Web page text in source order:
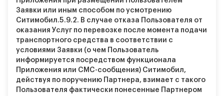
Заявки или иным способом по усмотрению
Ситимобил.5.9.2. В случае отказа Пользователя от
оказания Услуг по перевозке после момента подачи
транспортного средства в соответствии с
условиями Заявки (о чем Пользователь
информируется посредством функционала
Приложения или СМС-сообщения) Ситимобил,
действуя по поручению Партнера, взимает с такого
Пользователя фактически понесенные Партнером